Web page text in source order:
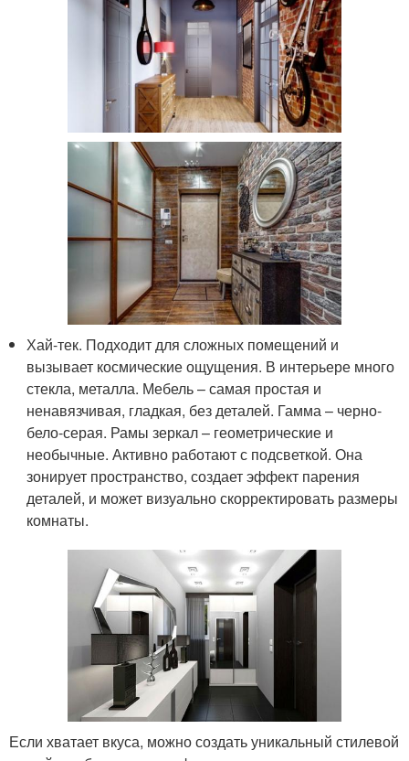
Хай-тек. Подходит для сложных помещений и
вызывает космические ощущения. В интерьере много
стекла, металла. Мебель – самая простая и
ненавязчивая, гладкая, без деталей. Гамма – черно-
бело-серая. Рамы зеркал – геометрические и
необычные. Активно работают с подсветкой. Она
зонирует пространство, создает эффект парения
деталей, и может визуально скорректировать размеры
комнаты.
Если хватает вкуса, можно создать уникальный стилевой